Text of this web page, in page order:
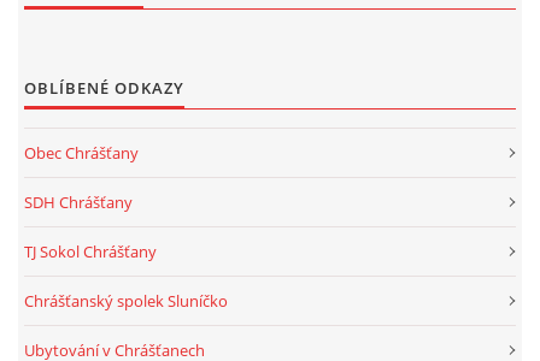
OBLÍBENÉ ODKAZY
Obec Chrášťany
SDH Chrášťany
TJ Sokol Chrášťany
Chrášťanský spolek Sluníčko
Ubytování v Chrášťanech